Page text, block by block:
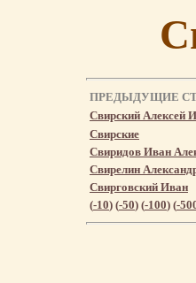
ПРЕДЫДУЩИЕ
Свирский Алексей
Свирские
Свиридов Иван
Свирелин
Свирговский Иван
(-10) (-50) (-100) (-